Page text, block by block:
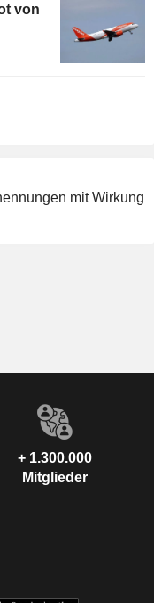
von
mit Wirkung
+ 1.300.000
Mitglieder